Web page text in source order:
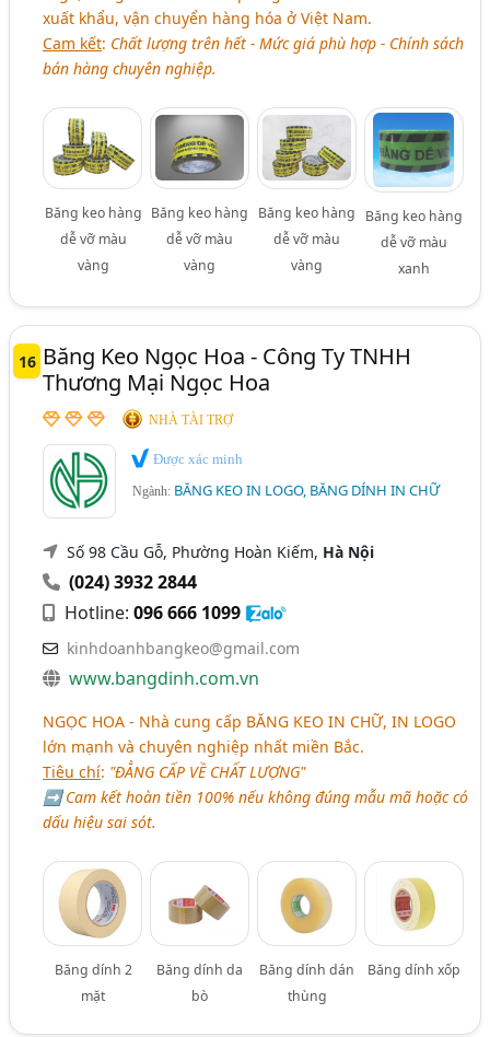
xuất khẩu, vận chuyển hàng hóa ở Việt Nam.
Cam kết: Chất lượng trên hết - Mức giá phù hợp - Chính sách
bán hàng chuyên nghiệp.
Băng keo hàng
dễ vỡ màu
vàng
Băng keo hàng
dễ vỡ màu
vàng
Băng keo hàng
dễ vỡ màu
vàng
Băng keo hàng
dễ vỡ màu
xanh
16 Băng Keo Ngọc Hoa - Công Ty TNHH
Thương Mại Ngọc Hoa
NHÀ TÀI TRỢ
Được xác minh
Ngành: BĂNG KEO IN LOGO, BĂNG DÍNH IN CHỮ
Số 98 Cầu Gỗ, Phường Hoàn Kiếm, Hà Nội
(024) 3932 2844
Hotline:096 666 1099
kinhdoanhbangkeo@gmail.com
www.bangdinh.com.vn
NGỌC HOA - Nhà cung cấp BĂNG KEO IN CHỮ, IN LOGO
lớn mạnh và chuyên nghiệp nhất miền Bắc.
Tiêu chí: "ĐẲNG CẤP VỀ CHẤT LƯỢNG"
➡ Cam kết hoàn tiền 100% nếu không đúng mẫu mã hoặc có
dấu hiệu sai sót.
Băng dính 2
mặt
Băng dính da
bò
Băng dính dán
thùng
Băng dính xốp